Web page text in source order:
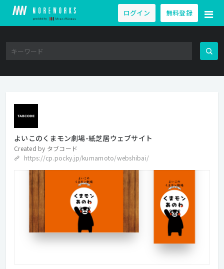
ログイン 無料登録
よいこのくまモン劇場-紙芝居ウェブサイト
Created by タブコード
https://cp.pocky.jp/kumamoto/webshibai/